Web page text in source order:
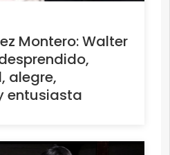
Montero: Walter
alegre,
entusiasta